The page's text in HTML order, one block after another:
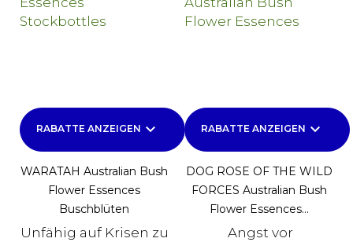
RABATTE ANZEIGEN keyboard_arrow_down
WARATAH Australian Bush
Flower Essences
Buschblüten
Unfähig auf Krisen zu
RABATTE ANZEIGEN keyboard_arrow_down
DOG ROSE OF THE WILD
FORCES Australian Bush
Flower Essences...
Angst vor